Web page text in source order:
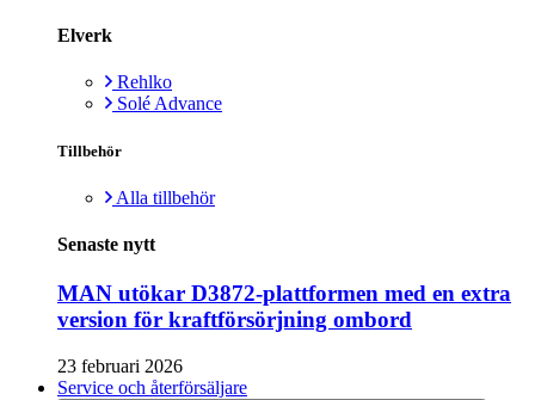
Elverk
Rehlko
Solé Advance
Tillbehör
Alla tillbehör
Senaste nytt
MAN utökar D3872-plattformen med en extra
version för kraftförsörjning ombord
23 februari 2026
Service och återförsäljare